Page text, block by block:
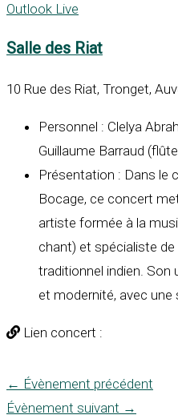
Outlook Live
Salle des Riat
10 Rue des Riat, Tronget,
Personnel : Clelya
Guillaume Barraud
Présentation : Dans le
Bocage, ce concert
artiste formée à la
chant) et spécialiste
traditionnel indien. Son
et modernité, avec
Lien concert :
← Évènement précédent
Évènement suivant →